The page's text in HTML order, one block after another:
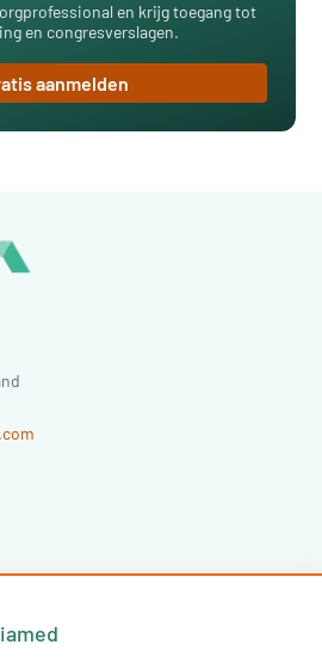
en krijg toegang tot
en congresverslagen.
aanmelden